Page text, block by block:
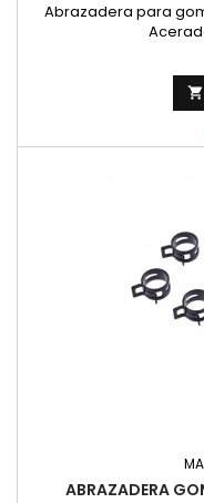
Abrazadera para

ABRAZADERA